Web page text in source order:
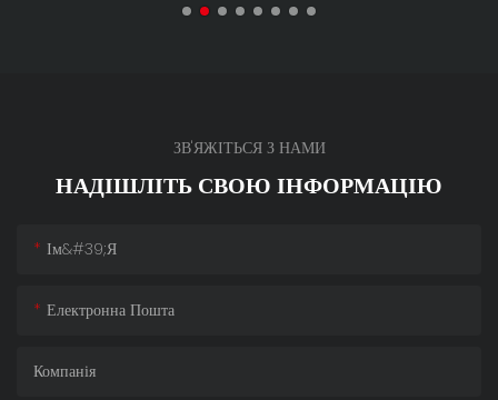
ЗВ'ЯЖІТЬСЯ З НАМИ
НАДІШЛІТЬ СВОЮ ІНФОРМАЦІЮ
Ім&#39;я
Електронна Пошта
Компанія